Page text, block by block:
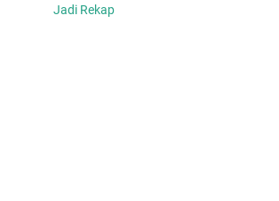
Jadi Rekap